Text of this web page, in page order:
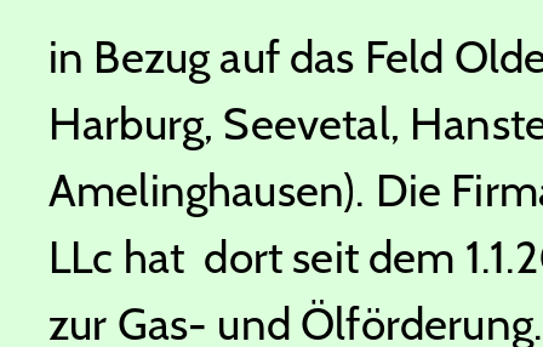
in Bezug auf das Feld
Harburg, Seevetal,
Amelinghausen). Die
LLc hat dort seit dem
zur Gas- und Ölförderung.